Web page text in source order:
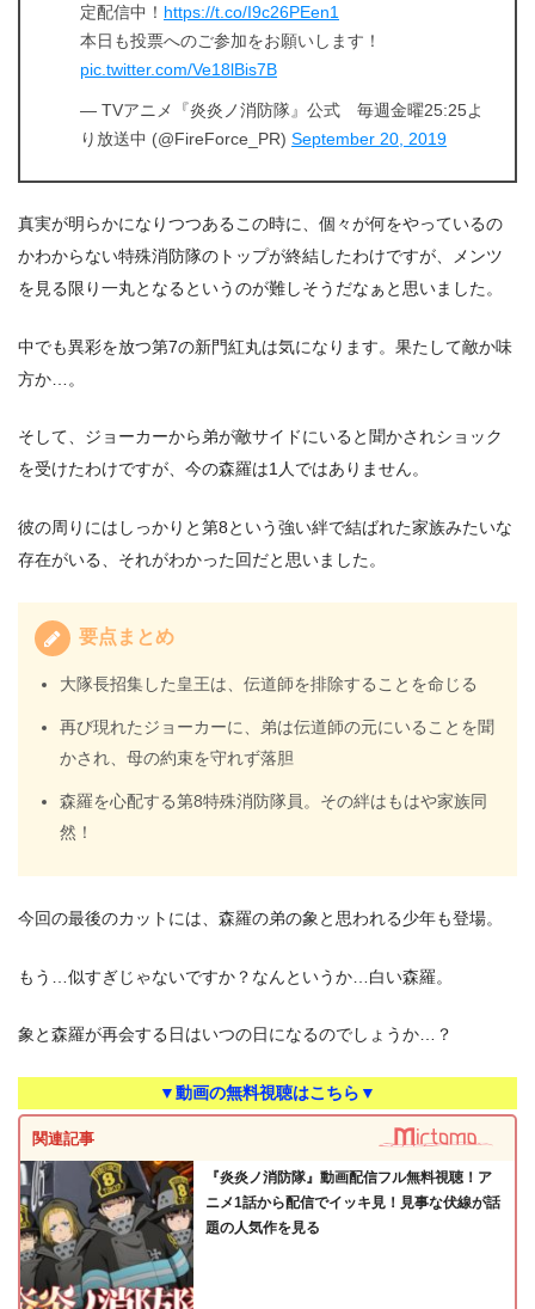
定配信中！ https://t.co/I9c26PEen1
本日も投票へのご参加をお願いします！
pic.twitter.com/Ve18lBis7B
— TVアニメ『炎炎ノ消防隊』公式 毎週金曜25:25よ
り放送中 (@FireForce_PR) September 20, 2019
真実が明らかになりつつあるこの時に、個々が何をやっているの
かわからない特殊消防隊のトップが終結したわけですが、メンツ
を見る限り一丸となるというのが難しそうだなぁと思いました。
中でも異彩を放つ第7の新門紅丸は気になります。果たして敵か味
方か…。
そして、ジョーカーから弟が敵サイドにいると聞かされショック
を受けたわけですが、今の森羅は1人ではありません。
彼の周りにはしっかりと第8という強い絆で結ばれた家族みたいな
存在がいる、それがわかった回だと思いました。
要点まとめ
大隊長招集した皇王は、伝道師を排除することを命じる
再び現れたジョーカーに、弟は伝道師の元にいることを聞
かされ、母の約束を守れず落胆
森羅を心配する第8特殊消防隊員。その絆はもはや家族同
然！
今回の最後のカットには、森羅の弟の象と思われる少年も登場。
もう…似すぎじゃないですか？なんというか…白い森羅。
象と森羅が再会する日はいつの日になるのでしょうか…？
▼動画の無料視聴はこちら▼
関連記事
『炎炎ノ消防隊』動画配信フル無料視聴！ア
ニメ1話から配信でイッキ見！見事な伏線が話
題の人気作を見る